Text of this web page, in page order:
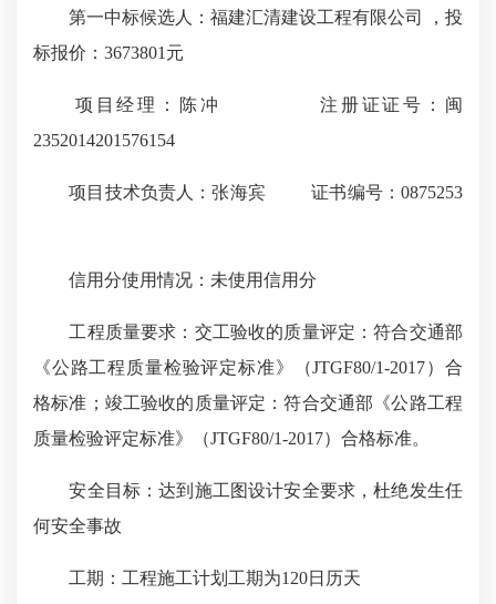
第一中标候选人：福建汇清建设工程有限公司 ，投
标报价：3673801元
项目经理：陈冲 注册证证号：闽
2352014201576154
项目技术负责人：张海宾 证书编号：0875253
信用分使用情况：未使用信用分
工程质量要求：交工验收的质量评定：符合交通部
《公路工程质量检验评定标准》（JTGF80/1-2017）合
格标准；竣工验收的质量评定：符合交通部《公路工程
质量检验评定标准》（JTGF80/1-2017）合格标准。
安全目标：达到施工图设计安全要求，杜绝发生任
何安全事故
工期：工程施工计划工期为120日历天